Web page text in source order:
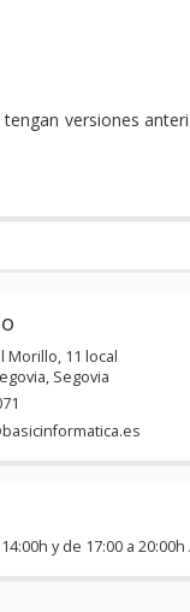
versiones
Morillo, 11 local
, Segovia
y de 17:00 a